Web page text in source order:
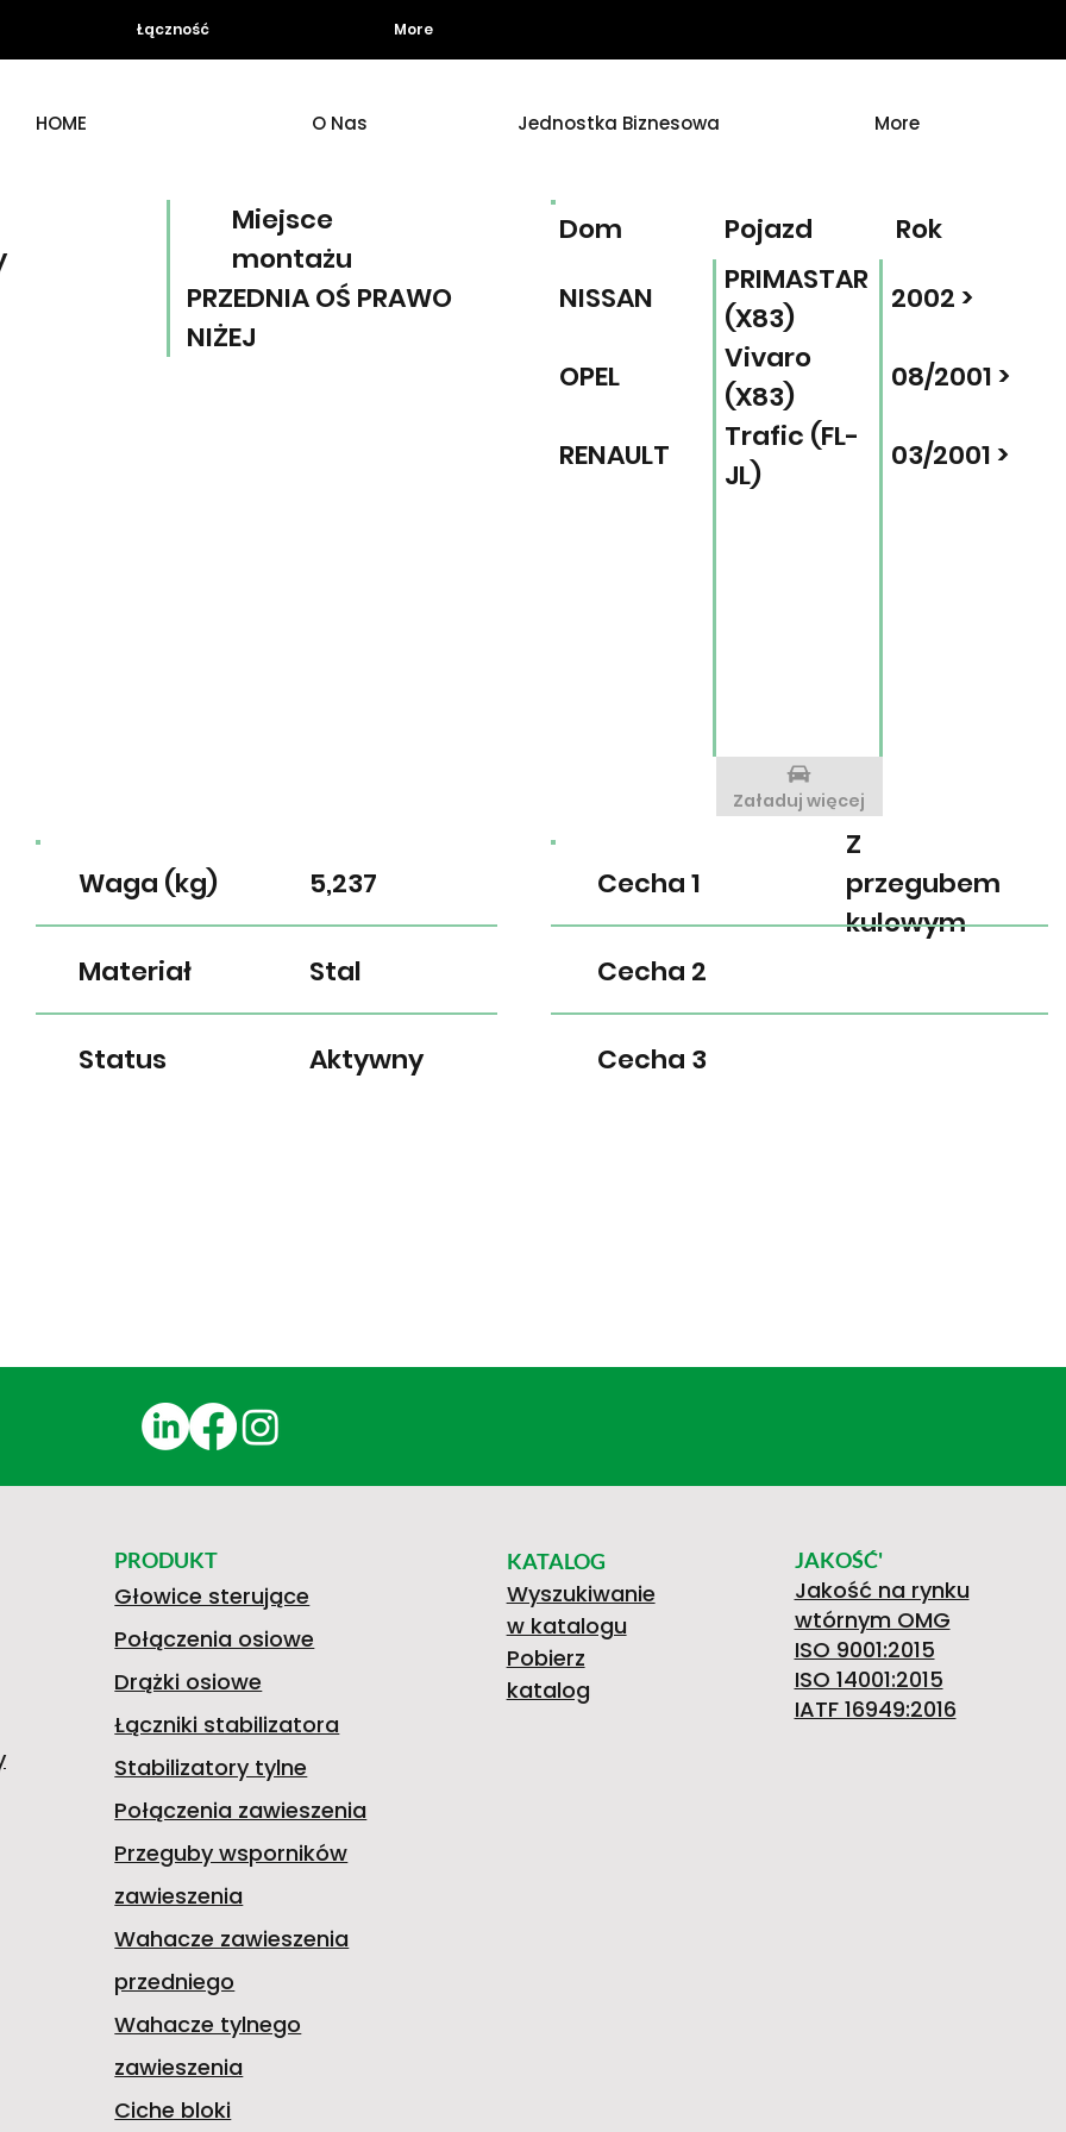
HOME O Nas Jednostka Biznesowa More
Łączność More
Waga (kg)
Materiał
Status
5,237
Stal
Aktywny
Cecha 1
Cecha 2
Cecha 3
Z
przegubem
kulowym
Miejsce
montażu
PRZEDNIA OŚ PRAWO
NIŻEJ
Pojazd Rok
Dom
NISSAN
PRIMASTAR
(X83)
2002 >
OPEL
Vivaro
(X83)
08/2001 >
RENAULT
Trafic (FL-
JL)
03/2001 >
Załaduj więcej
PRODUKT
Głowice sterujące
Połączenia osiowe
Drążki osiowe
Łączniki stabilizatora
Stabilizatory tylne
Połączenia zawieszenia
Przeguby wsporników
zawieszenia
Wahacze zawieszenia
przedniego
Wahacze tylnego
zawieszenia
Ciche bloki
KATALOG
Wyszukiwanie
w katalogu
Pobierz
katalog
JAKOŚĆ'
Jakość na rynku
wtórnym OMG
ISO 9001:2015
ISO 14001:2015
IATF 16949:2016